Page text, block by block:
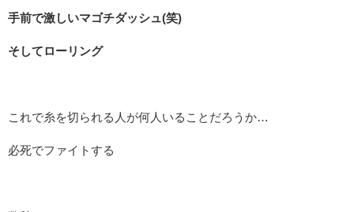
手前で激しいマゴチダッシュ(笑)
そしてローリング
これで糸を切られる人が何人いることだろうか…
必死でファイトする